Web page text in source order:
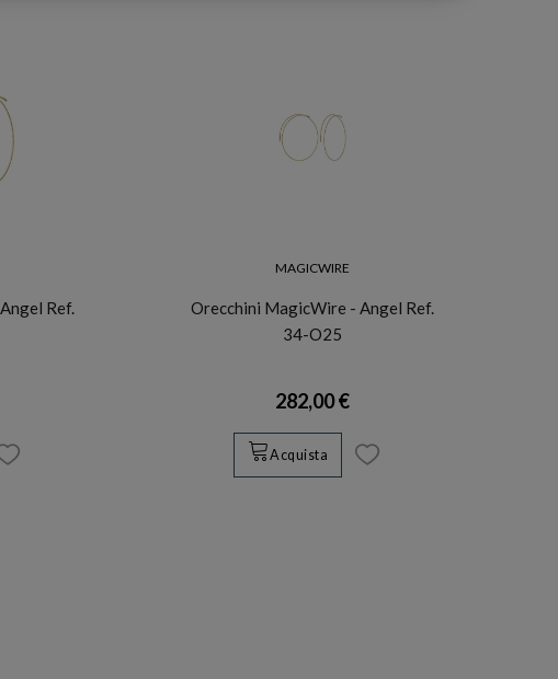
Ref.
MAGICWIRE
Orecchini MagicWire - Angel Ref.
34-O25
282,00 €
Acquista